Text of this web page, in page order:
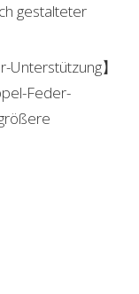
gestalteter
Unterstützung】
Feder-